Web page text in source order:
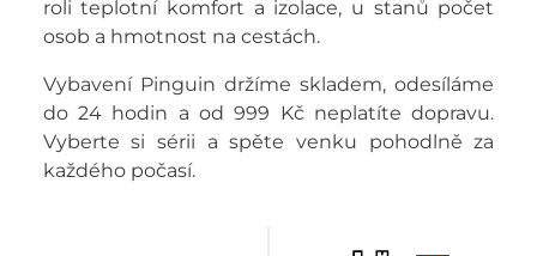
roli teplotní komfort a izolace, u stanů počet
osob a hmotnost na cestách.
Vybavení Pinguin držíme skladem, odesíláme
do 24 hodin a od 999 Kč neplatíte dopravu.
Vyberte si sérii a spěte venku pohodlně za
každého počasí.